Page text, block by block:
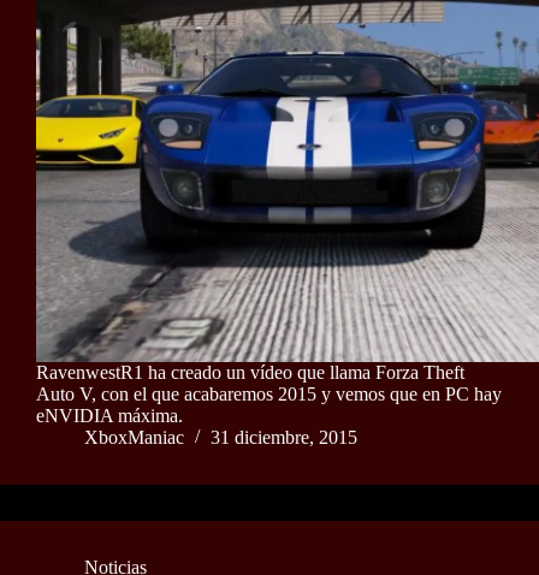
RavenwestR1 ha creado un vídeo que llama Forza Theft
Auto V, con el que acabaremos 2015 y vemos que en PC hay
eNVIDIA máxima.
XboxManiac
31 diciembre, 2015
Noticias